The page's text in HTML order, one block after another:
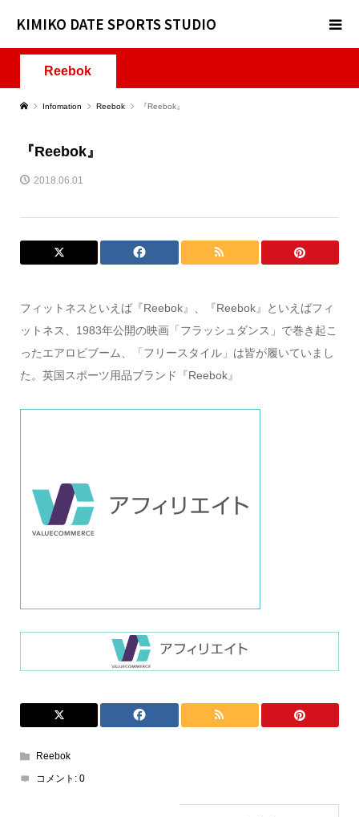
KIMIKO DATE SPORTS STUDIO
Reebok
Infomation Reebok 『Reebok』
『Reebok』
2018.06.01
フィットネスといえば『Reebok』、『Reebok』といえばフィ
ットネス、1983年公開の映画「フラッシュダンス」で巻き起こ
ったエアロビブーム、「フリースタイル」は皆が履いていまし
た。英国スポーツ用品ブランド『Reebok』
Reebok
コメント: 0